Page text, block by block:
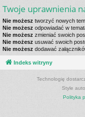
Twoje uprawnienia
Nie możesz tworzyć nowych
Nie możesz odpowiadać w
Nie możesz zmieniać swoich
Nie możesz usuwać swoich
Nie możesz dodawać
Indeks witryny
Technologię
Style
Polityka